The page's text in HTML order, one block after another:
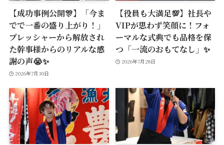
【成功事例公開🎊】「今ま
でで一番の盛り上がり！」
プレッシャーから解放され
た幹事様からのリアルな感
謝の声😭✨
2026年7月30日
【役員も大満足💯】社長や
VIPが思わず笑顔に！フォ
ーマルな式典でも品格を保
つ「一流のおもてなし」✨
2026年7月28日